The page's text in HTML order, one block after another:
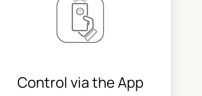
Control via the App